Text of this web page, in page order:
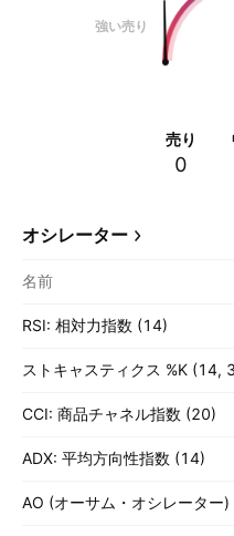
強い売り
売り
0
オシレーター
名前
RSI: 相対力指数 (14)
ストキャスティクス %K (14,
CCI: 商品チャネル指数 (20)
ADX: 平均方向性指数 (14)
AO (オーサム・オシレーター)